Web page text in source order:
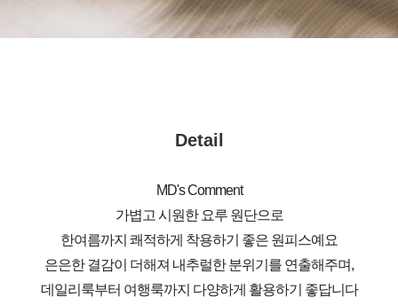
Detail
MD's Comment
가볍고 시원한 요루 원단으로
한여름까지 쾌적하게 착용하기 좋은 원피스예요
은은한 결감이 더해져 내추럴한 분위기를 연출해주며,
데일리룩부터 여행룩까지 다양하게 활용하기 좋답니다